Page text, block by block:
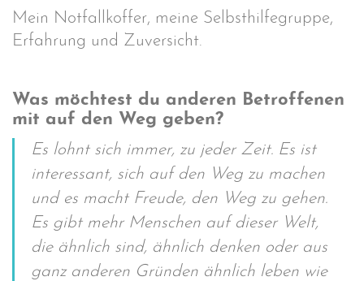
Mein Notfallkoffer, meine Selbsthilfegruppe,
Erfahrung und Zuversicht.
Was möchtest du anderen Betroffenen
mit auf den Weg geben?
Es lohnt sich immer, zu jeder Zeit. Es ist
interessant, sich auf den Weg zu machen
und es macht Freude, den Weg zu gehen.
Es gibt mehr Menschen auf dieser Welt,
die ähnlich sind, ähnlich denken oder aus
ganz anderen Gründen ähnlich leben wie